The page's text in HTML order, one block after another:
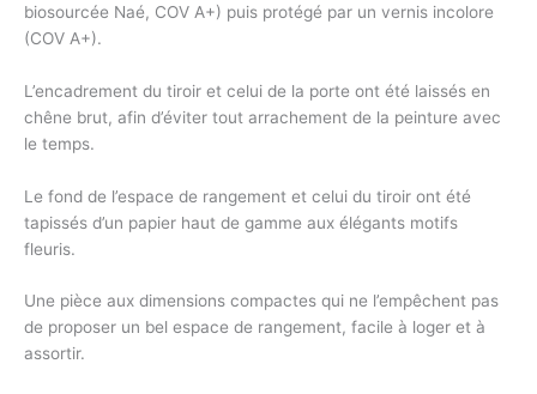
biosourcée Naé, COV A+) puis protégé par un vernis incolore
(COV A+).
L’encadrement du tiroir et celui de la porte ont été laissés en
chêne brut, afin d’éviter tout arrachement de la peinture avec
le temps.
Le fond de l’espace de rangement et celui du tiroir ont été
tapissés d’un papier haut de gamme aux élégants motifs
fleuris.
Une pièce aux dimensions compactes qui ne l’empêchent pas
de proposer un bel espace de rangement, facile à loger et à
assortir.